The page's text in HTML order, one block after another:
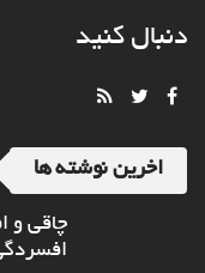
دنبال کنید
اخرین نوشته ها
چاقی و